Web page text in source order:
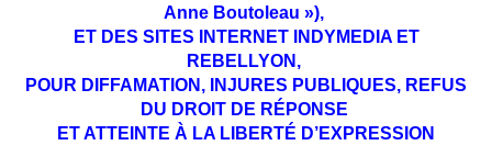
Anne Boutoleau »),
ET DES SITES INTERNET INDYMEDIA ET
REBELLYON,
POUR DIFFAMATION, INJURES PUBLIQUES, REFUS
DU DROIT DE RÉPONSE
ET ATTEINTE À LA LIBERTÉ D’EXPRESSION